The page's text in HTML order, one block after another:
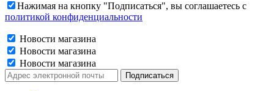
Нажимая на кнопку "Подписаться", вы соглашаетесь с
политикой конфиденциальности
Новости магазина
Новости магазина
Новости магазина